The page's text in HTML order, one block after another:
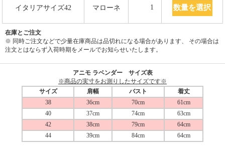
イタリアサイズ42 マローネ 1 数量を選択
在庫とご注文
※ 同時ご注文などで少量在庫商品は品切れになる場合があります、 その場合は
注文とはならず入荷時期をメールでお知らせいたします。
アニモ ラベンダー サイズ表
※商品の実寸をお測りしたサイズです※
サイズ
肩幅 バスト
着丈
38
36cm 70cm
61cm
40
37cm 74cm
63cm
42
38cm 79cm
64cm
44
39cm 84cm 64cm